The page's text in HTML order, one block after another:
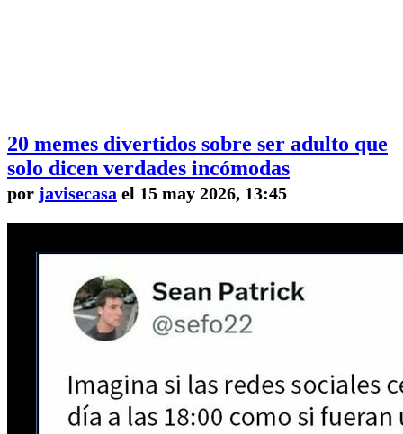
20 memes divertidos sobre ser adulto que
solo dicen verdades incómodas
por javisecasa el 15 may 2026, 13:45